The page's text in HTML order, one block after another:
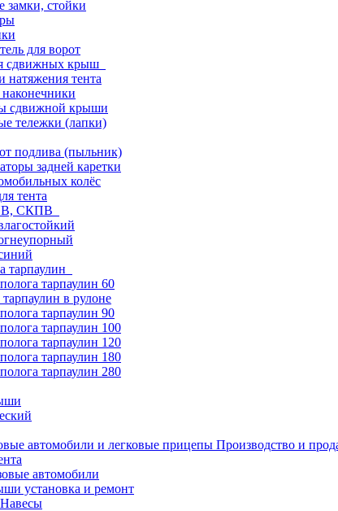
замки, стойки
для ворот
сдвижных крыш
натяжения тента
сдвижной крыши
тележки (лапки)
подлива (пыльник)
задней каретки
колёс
тента
СКПВ
тарпаулин
тарпаулин 60
в рулоне
тарпаулин 90
тарпаулин 100
тарпаулин 120
тарпаулин 180
тарпаулин 280
автомобили и легковые прицепы Производство и
автомобили
установка и ремонт